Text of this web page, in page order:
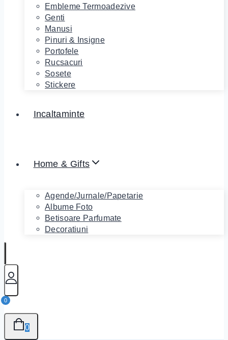
Embleme Termoadezive
Genti
Manusi
Pinuri & Insigne
Portofele
Rucsacuri
Sosete
Stickere
Incaltaminte
Home & Gifts
Agende/Jurnale/Papetarie
Albume Foto
Betisoare Parfumate
Decoratiuni
0
0